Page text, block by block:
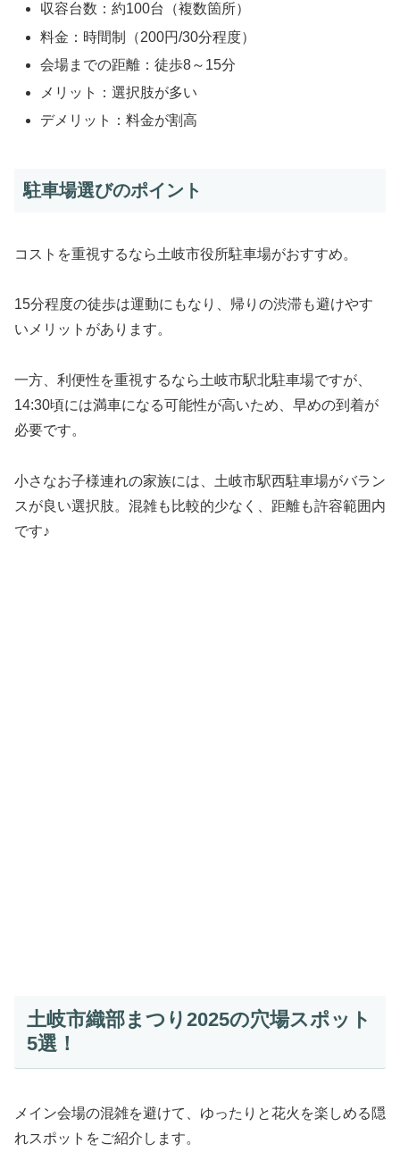
収容台数：約100台（複数箇所）
料金：時間制（200円/30分程度）
会場までの距離：徒歩8～15分
メリット：選択肢が多い
デメリット：料金が割高
駐車場選びのポイント
コストを重視するなら土岐市役所駐車場がおすすめ。
15分程度の徒歩は運動にもなり、帰りの渋滞も避けやす
いメリットがあります。
一方、利便性を重視するなら土岐市駅北駐車場ですが、
14:30頃には満車になる可能性が高いため、早めの到着が
必要です。
小さなお子様連れの家族には、土岐市駅西駐車場がバラン
スが良い選択肢。混雑も比較的少なく、距離も許容範囲内
です♪
土岐市織部まつり2025の穴場スポット
5選！
メイン会場の混雑を避けて、ゆったりと花火を楽しめる隠
れスポットをご紹介します。